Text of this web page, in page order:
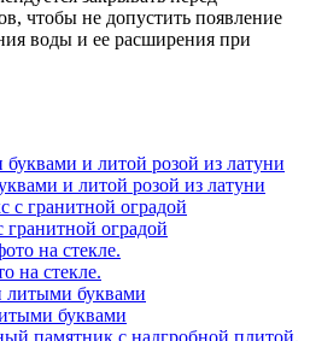
чтобы не допустить появление
воды и ее расширения при
и литой розой из латуни
оградой
на стекле.
буквами